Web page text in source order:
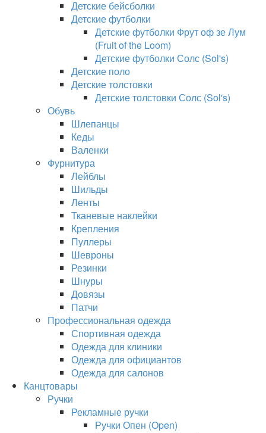
Детские бейсболки
Детские футболки
Детские футболки Фрут оф зе Лум
(Fruit of the Loom)
Детские футболки Солс (Sol's)
Детские поло
Детские толстовки
Детские толстовки Солс (Sol's)
Обувь
Шлепанцы
Кеды
Валенки
Фурнитура
Лейблы
Шильды
Ленты
Тканевые наклейки
Крепления
Пуллеры
Шевроны
Резинки
Шнуры
Довязы
Патчи
Профессиональная одежда
Спортивная одежда
Одежда для клиники
Одежда для официантов
Одежда для салонов
Канцтовары
Ручки
Рекламные ручки
Ручки Опен (Open)